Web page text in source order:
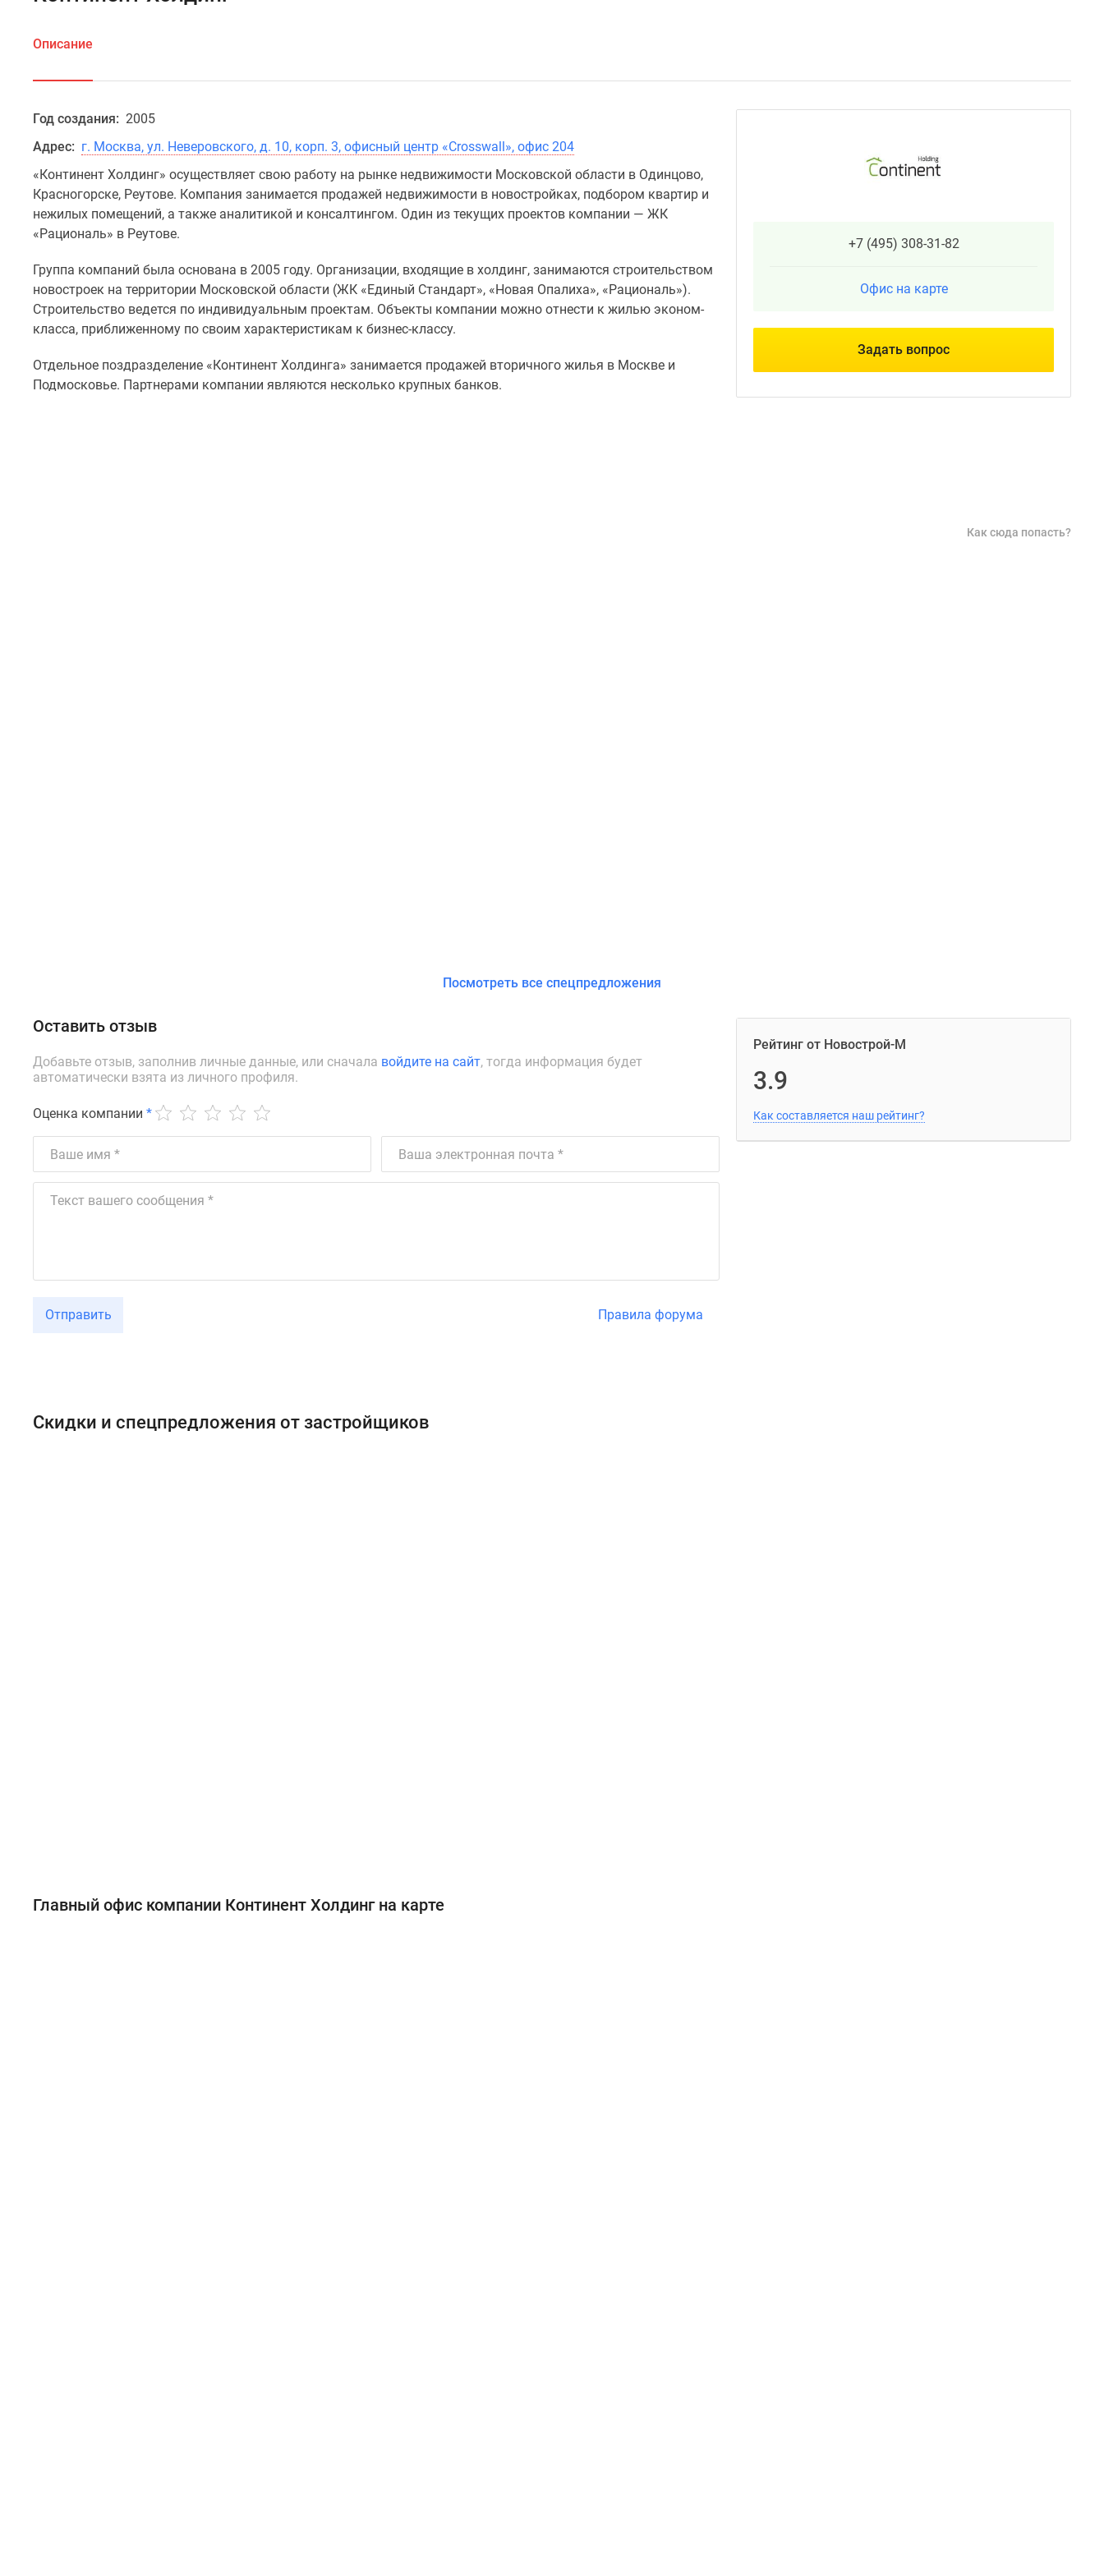
Описание
Год создания: 2005
Адрес: г. Москва, ул. Неверовского, д. 10, корп. 3, офисный центр «Crosswall», офис 204
«Континент Холдинг» осуществляет свою работу на рынке недвижимости Московской области в Одинцово,
Красногорске, Реутове. Компания занимается продажей недвижимости в новостройках, подбором квартир и
нежилых помещений, а также аналитикой и консалтингом. Один из текущих проектов компании — ЖК
«Рациональ» в Реутове.
Группа компаний была основана в 2005 году. Организации, входящие в холдинг, занимаются строительством
новостроек на территории Московской области (ЖК «Единый Стандарт», «Новая Опалиха», «Рациональ»).
Строительство ведется по индивидуальным проектам. Объекты компании можно отнести к жилью эконом-
класса, приближенному по своим характеристикам к бизнес-классу.
Отдельное поздразделение «Континент Холдинга» занимается продажей вторичного жилья в Москве и
Подмосковье. Партнерами компании являются несколько крупных банков.
+7 (495) 308-31-82
Офис на карте
Задать вопрос
Как сюда попасть?
Посмотреть все спецпредложения
Оставить отзыв
Добавьте отзыв, заполнив личные данные, или сначала войдите на сайт, тогда информация будет
автоматически взята из личного профиля.
Оценка компании *
Отправить Правила форума
Рейтинг от Новострой-М
3.9
Как составляется наш рейтинг?
Скидки и спецпредложения от застройщиков
Главный офис компании Континент Холдинг на карте